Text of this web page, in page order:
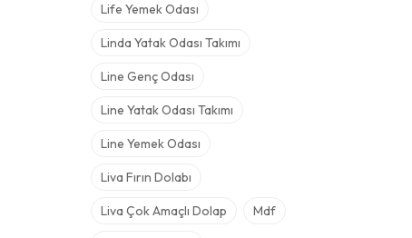
Life Yemek Odası
Linda Yatak Odası Takımı
Line Genç Odası
Line Yatak Odası Takımı
Line Yemek Odası
Liva Fırın Dolabı
Liva Çok Amaçlı Dolap Mdf